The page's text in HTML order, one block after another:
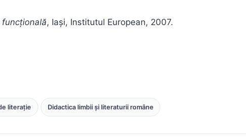
, Iași, Institutul European, 2007.
literație Didactica limbii și literaturii române